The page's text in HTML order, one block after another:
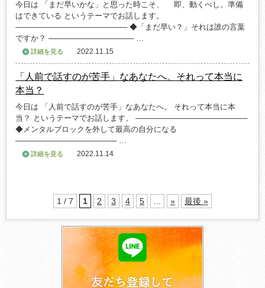
今日は 「まだ早いかな」と思った時こそ、 即、動くべし。準備
はできている というテーマでお話します。
───────────────────── ◆「まだ早い？」それは誰の言葉
ですか？ ──────────────── …
詳細を見る 2022.11.15
「人前で話すのが苦手」なあなたへ。それって本当に
本当？
今日は 「人前で話すのが苦手」なあなたへ。 それって本当に本
当？ というテーマでお話します。 ─────────────────────
◆メンタルブロックを外して最高の自分になる
─────────────────── …
詳細を見る 2022.11.14
1 / 7 1 2 3 4 5 » 最後 »